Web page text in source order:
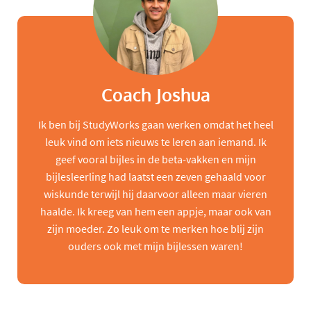
Coach Joshua
Ik ben bij StudyWorks gaan werken omdat het heel
leuk vind om iets nieuws te leren aan iemand. Ik
geef vooral bijles in de beta-vakken en mijn
bijlesleerling had laatst een zeven gehaald voor
wiskunde terwijl hij daarvoor alleen maar vieren
haalde. Ik kreeg van hem een appje, maar ook van
zijn moeder. Zo leuk om te merken hoe blij zijn
ouders ook met mijn bijlessen waren!